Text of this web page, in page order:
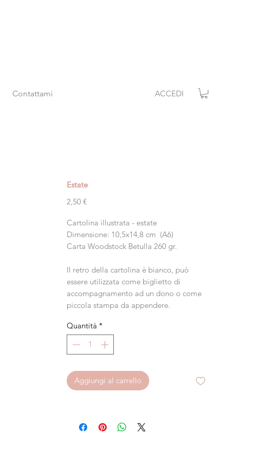
Contattami ACCEDI
Estate
2,50 €Prezzo
Cartolina illustrata - estate
Dimensione: 10,5x14,8 cm (A6)
Carta Woodstock Betulla 260 gr.
Il retro della cartolina è bianco, può
essere utilizzata come biglietto di
accompagnamento ad un dono o come
piccola stampa da appendere.
Quantità *
Aggiungi al carrello